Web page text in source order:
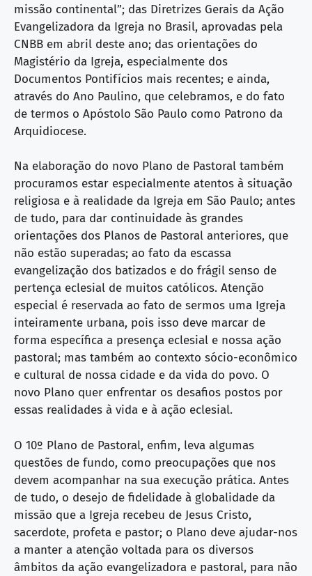
missão continental”; das Diretrizes Gerais da Ação
Evangelizadora da Igreja no Brasil, aprovadas pela
CNBB em abril deste ano; das orientações do
Magistério da Igreja, especialmente dos
Documentos Pontifícios mais recentes; e ainda,
através do Ano Paulino, que celebramos, e do fato
de termos o Apóstolo São Paulo como Patrono da
Arquidiocese.
Na elaboração do novo Plano de Pastoral também
procuramos estar especialmente atentos à situação
religiosa e à realidade da Igreja em São Paulo; antes
de tudo, para dar continuidade às grandes
orientações dos Planos de Pastoral anteriores, que
não estão superadas; ao fato da escassa
evangelização dos batizados e do frágil senso de
pertença eclesial de muitos católicos. Atenção
especial é reservada ao fato de sermos uma Igreja
inteiramente urbana, pois isso deve marcar de
forma específica a presença eclesial e nossa ação
pastoral; mas também ao contexto sócio-econômico
e cultural de nossa cidade e da vida do povo. O
novo Plano quer enfrentar os desafios postos por
essas realidades à vida e à ação eclesial.
O 10º Plano de Pastoral, enfim, leva algumas
questões de fundo, como preocupações que nos
devem acompanhar na sua execução prática. Antes
de tudo, o desejo de fidelidade à globalidade da
missão que a Igreja recebeu de Jesus Cristo,
sacerdote, profeta e pastor; o Plano deve ajudar-nos
a manter a atenção voltada para os diversos
âmbitos da ação evangelizadora e pastoral, para não